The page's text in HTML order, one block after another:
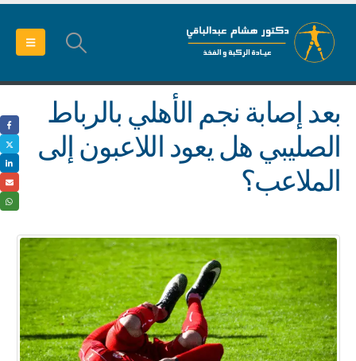
بعد إصابة نجم الأهلي بالرباط
الصليبي هل يعود اللاعبون إلى
الملاعب؟